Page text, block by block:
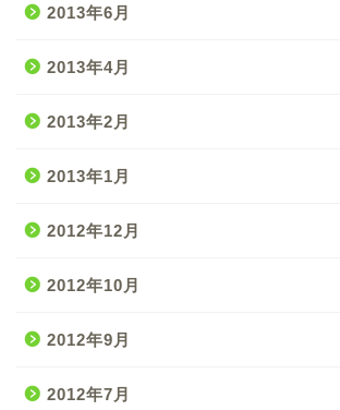
2013年6月
2013年4月
2013年2月
2013年1月
2012年12月
2012年10月
2012年9月
2012年7月